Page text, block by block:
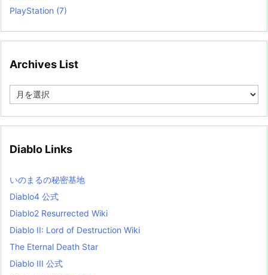
PlayStation (7)
Archives List
e
i
s
t
Diablo Links
いのまるの秘密基地
Diablo4 公式
Diablo2 Resurrected Wiki
Diablo II: Lord of Destruction Wiki
The Eternal Death Star
Diablo III 公式